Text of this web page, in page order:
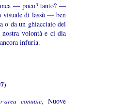
— poco? tanto? —
visuale di lassù — ben
o da un ghiacciaio del
volontà e ci dia
infuria.
comune, Nuove